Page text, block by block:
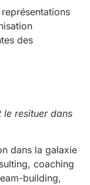
des
resituer dans
dans la galaxie
coaching
building,